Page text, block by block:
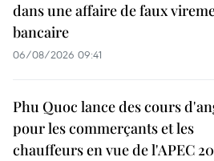
dans une affaire de faux
bancaire
06/08/2026 09:41
Phu Quoc lance des cours
pour les commerçants et les
chauffeurs en vue de l'APEC